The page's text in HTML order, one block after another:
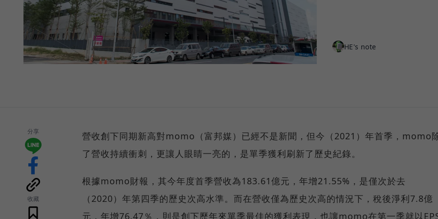
HE's note
分享
收藏
營收創下同期新高對momo（富邦媒）已經不是新聞，但今（2021）年首季，momo
了營收持續衝刺，更讓人眼睛一亮的，是單季獲利刷新了歷史紀錄。
根據momo財報，其今年度首季營收為183.61億元，年增21.55%，是僅次於去
（2020）年第四季的歷史次高水準。而在營收僅為歷史次高的情況下，稅後淨利7.8億
元，年增76.47％，則是創下歷年來單季最佳的獲利表現，也讓momo在第一季就以